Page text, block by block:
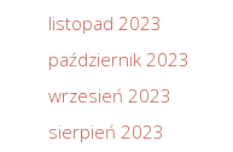
listopad 2023
październik 2023
wrzesień 2023
sierpień 2023